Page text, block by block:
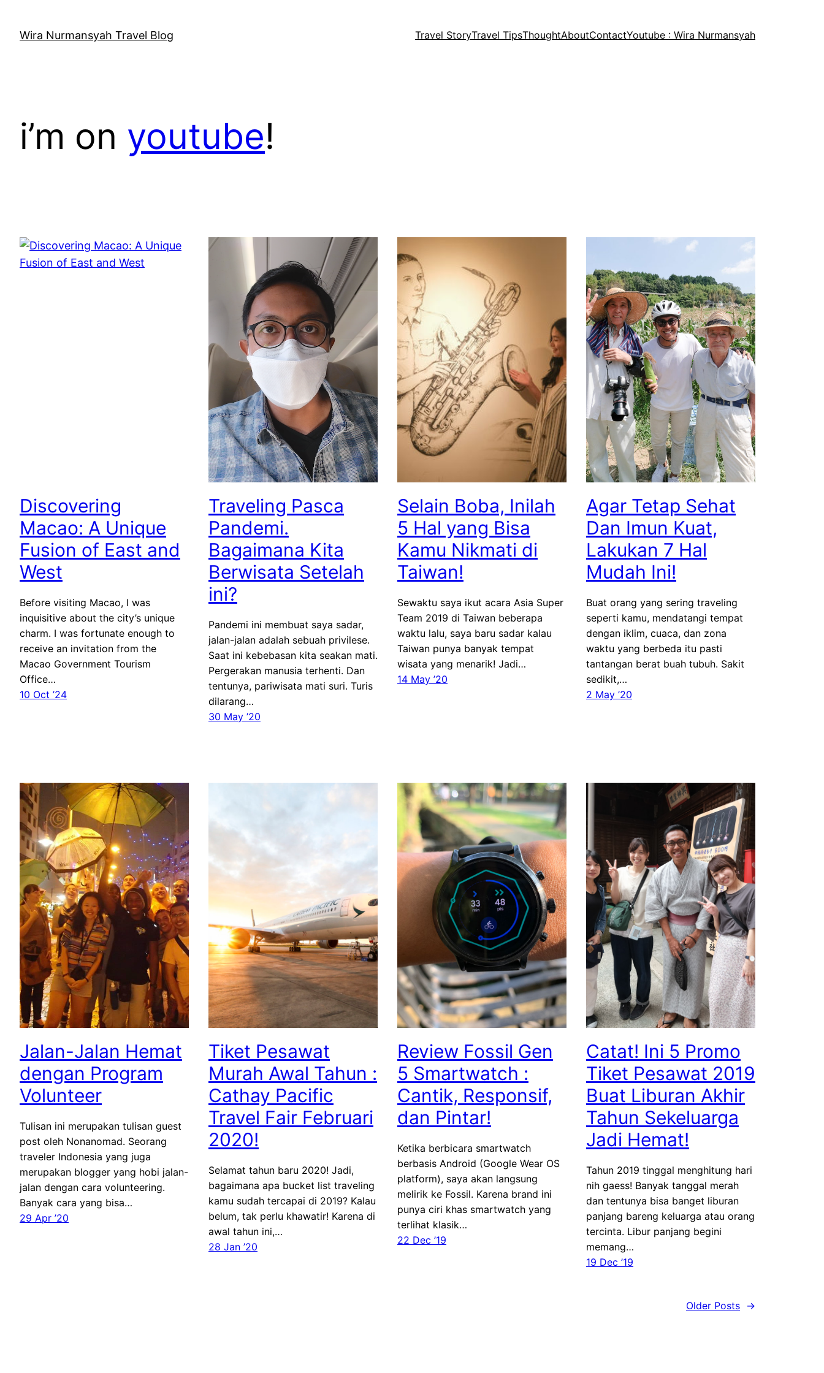
content
Wira Nurmansyah Travel Blog Travel StoryTravel TipsThoughtAboutContactYoutube : Wira Nurmansyah
i’m on youtube!
Discovering
Macao: A Unique
Fusion of East and
West
Before visiting Macao, I was
inquisitive about the city’s unique
charm. I was fortunate enough to
receive an invitation from the
Macao Government Tourism
Office…
10 Oct ’24
Traveling Pasca
Pandemi.
Bagaimana Kita
Berwisata Setelah
ini?
Pandemi ini membuat saya sadar,
jalan-jalan adalah sebuah privilese.
Saat ini kebebasan kita seakan mati.
Pergerakan manusia terhenti. Dan
tentunya, pariwisata mati suri. Turis
dilarang…
30 May ’20
Selain Boba, Inilah
5 Hal yang Bisa
Kamu Nikmati di
Taiwan!
Sewaktu saya ikut acara Asia Super
Team 2019 di Taiwan beberapa
waktu lalu, saya baru sadar kalau
Taiwan punya banyak tempat
wisata yang menarik! Jadi…
14 May ’20
Agar Tetap Sehat
Dan Imun Kuat,
Lakukan 7 Hal
Mudah Ini!
Buat orang yang sering traveling
seperti kamu, mendatangi tempat
dengan iklim, cuaca, dan zona
waktu yang berbeda itu pasti
tantangan berat buah tubuh. Sakit
sedikit,…
2 May ’20
Jalan-Jalan Hemat
dengan Program
Volunteer
Tulisan ini merupakan tulisan guest
post oleh Nonanomad. Seorang
traveler Indonesia yang juga
merupakan blogger yang hobi jalan-
jalan dengan cara volunteering.
Banyak cara yang bisa…
29 Apr ’20
Tiket Pesawat
Murah Awal Tahun :
Cathay Pacific
Travel Fair Februari
2020!
Selamat tahun baru 2020! Jadi,
bagaimana apa bucket list traveling
kamu sudah tercapai di 2019? Kalau
belum, tak perlu khawatir! Karena di
awal tahun ini,…
28 Jan ’20
Review Fossil Gen
5 Smartwatch :
Cantik, Responsif,
dan Pintar!
Ketika berbicara smartwatch
berbasis Android (Google Wear OS
platform), saya akan langsung
melirik ke Fossil. Karena brand ini
punya ciri khas smartwatch yang
terlihat klasik…
22 Dec ’19
Catat! Ini 5 Promo
Tiket Pesawat 2019
Buat Liburan Akhir
Tahun Sekeluarga
Jadi Hemat!
Tahun 2019 tinggal menghitung hari
nih gaess! Banyak tanggal merah
dan tentunya bisa banget liburan
panjang bareng keluarga atau orang
tercinta. Libur panjang begini
memang…
19 Dec ’19
Older Posts →